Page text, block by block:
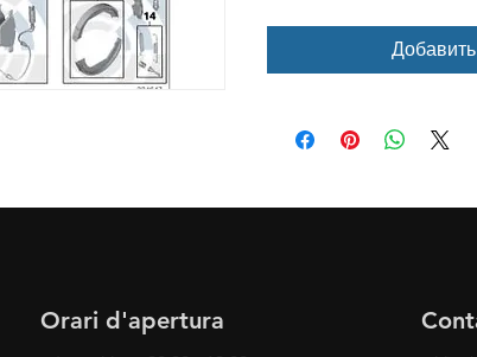
Orari d'apertura